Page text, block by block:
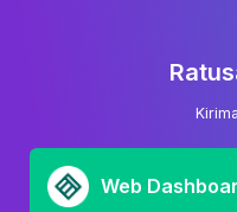
Web